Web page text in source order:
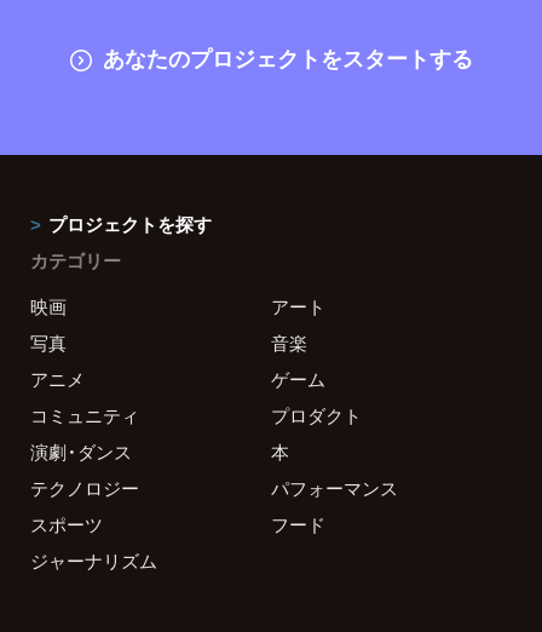
あなたのプロジェクトをスタートする
プロジェクトを探す
カテゴリー
映画
アート
写真
音楽
アニメ
ゲーム
コミュニティ
プロダクト
演劇・ダンス
本
テクノロジー
パフォーマンス
スポーツ
フード
ジャーナリズム